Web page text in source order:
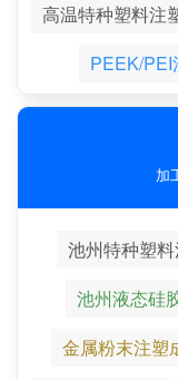
高温特种塑料注
PEEK/PEI
加
池州特种塑
池州液态硅
金属粉末注塑